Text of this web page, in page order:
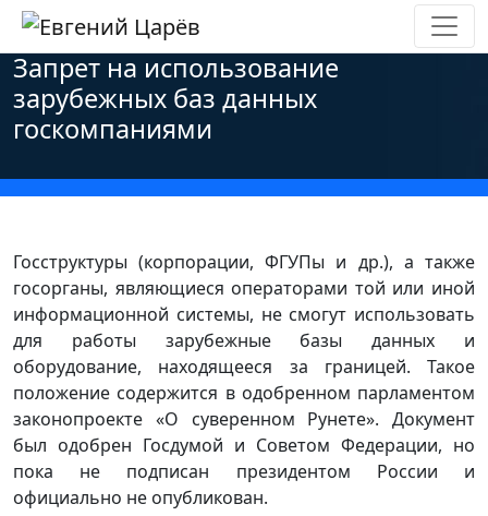
Главная»Новости»Персональные данные
Запрет на использование
зарубежных баз данных
госкомпаниями
Госструктуры (корпорации, ФГУПы и др.), а также
госорганы, являющиеся операторами той или иной
информационной системы, не смогут использовать
для работы зарубежные базы данных и
оборудование, находящееся за границей. Такое
положение содержится в одобренном парламентом
законопроекте «О суверенном Рунете». Документ
был одобрен Госдумой и Советом Федерации, но
пока не подписан президентом России и
официально не опубликован.